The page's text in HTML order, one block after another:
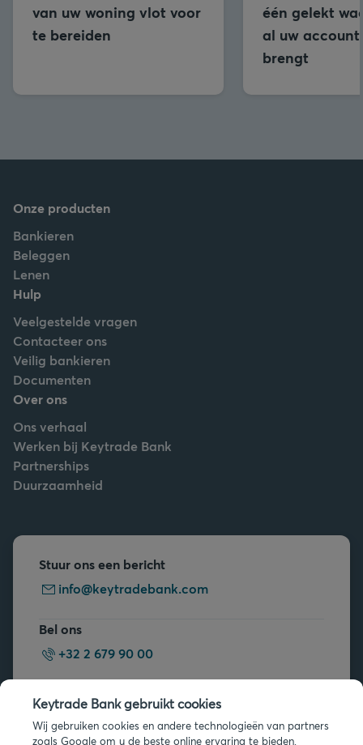
van uw woning vlot voor
te bereiden
één gelekt
al uw
brengt
Onze producten
Bankieren
Beleggen
Lenen
Hulp
Veelgestelde vragen
Contacteer ons
Veilig bankieren
Documenten
Over ons
Ons verhaal
Werken bij Keytrade Bank
Partnerships
Duurzaamheid
Stuur ons een bericht
info@keytradebank.com
Bel ons
+32 2 679 90 00
Veelgestelde vragen
Keytrade Bank gebruikt cookies
Wij gebruiken cookies en andere technologieën van partners
zoals Google om u de beste online ervaring te bieden.